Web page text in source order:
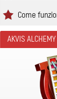
Come
AKVIS ALCHEMY